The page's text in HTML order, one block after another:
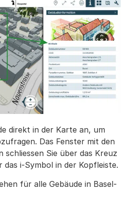
direkt in der Karte an, um
Das Fenster mit den
schliessen Sie über das Kreuz
i-Symbol in der Kopfleiste.
für alle Gebäude in Basel-